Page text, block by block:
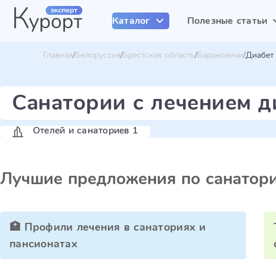
Каталог Полезные статьи
Главная Белоруссия Брестская область Барановичи Диабет
Санатории с лечением
Отелей и санаториев 1
Лучшие предложения по
🏥 Профили лечения в санаториях и
пансионатах